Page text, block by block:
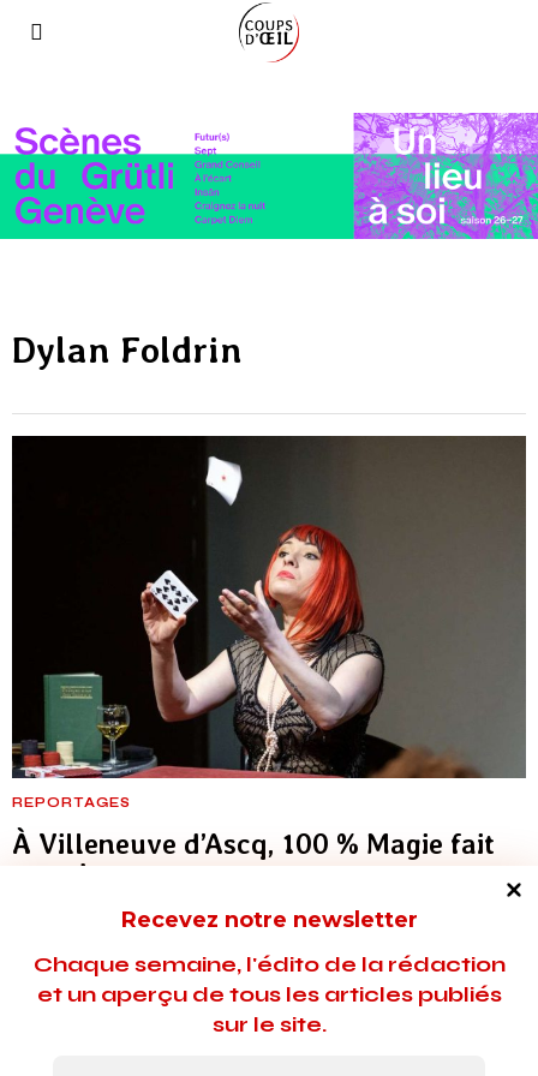
Dylan Foldrin
REPORTAGES
À Villeneuve d’Ascq, 100 % Magie fait
un tabac
Hors-les-murs pour travaux, la Rose des Vents, sous
l’impulsion de sa nouvelle directrice Audrey Ardiet, invite les
habitants de la métropole lilloise à plonger dans l’univers de
l’illusion pour la première édition d'un temps fort consacré à la
Recevez notre newsletter
Chaque semaine, l'édito de la rédaction
et un aperçu de tous les articles publiés
sur le site.